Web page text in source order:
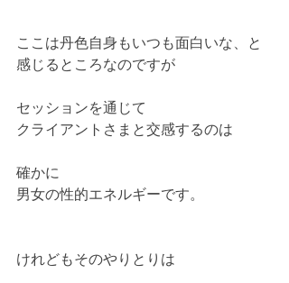
ここは丹色自身もいつも面白いな、と
感じるところなのですが
セッションを通じて
クライアントさまと交感するのは
確かに
男女の性的エネルギーです。
けれどもそのやりとりは